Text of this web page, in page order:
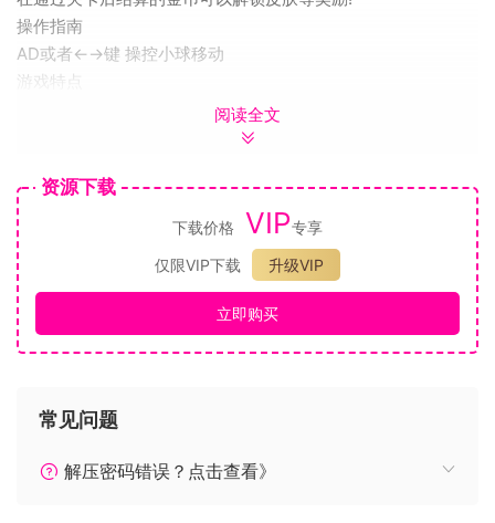
操作指南
AD或者←→键 操控小球移动
游戏特点
游戏难度休闲级别，比较适合不想花费太多精力通关游戏的玩
阅读全文
资源下载
下载价格 VIP专享
仅限VIP下载
升级VIP
立即购买
常见问题
解压密码错误？点击查看》